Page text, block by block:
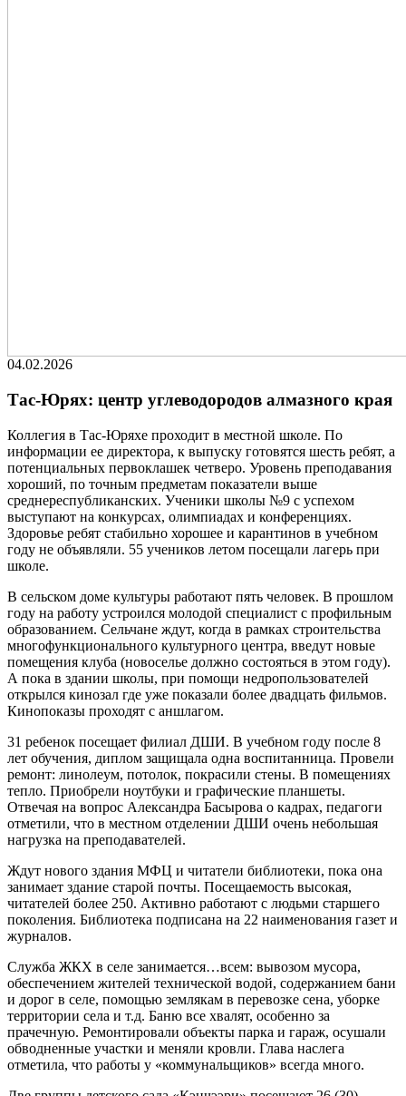
04.02.2026
Тас-Юрях: центр углеводородов алмазного края
Коллегия в Тас-Юряхе проходит в местной школе. По
информации ее директора, к выпуску готовятся шесть ребят, а
потенциальных первоклашек четверо. Уровень преподавания
хороший, по точным предметам показатели выше
среднереспубликанских. Ученики школы №9 с успехом
выступают на конкурсах, олимпиадах и конференциях.
Здоровье ребят стабильно хорошее и карантинов в учебном
году не объявляли. 55 учеников летом посещали лагерь при
школе.
В сельском доме культуры работают пять человек. В прошлом
году на работу устроился молодой специалист с профильным
образованием. Сельчане ждут, когда в рамках строительства
многофункционального культурного центра, введут новые
помещения клуба (новоселье должно состояться в этом году).
А пока в здании школы, при помощи недропользователей
открылся кинозал где уже показали более двадцать фильмов.
Кинопоказы проходят с аншлагом.
31 ребенок посещает филиал ДШИ. В учебном году после 8
лет обучения, диплом защищала одна воспитанница. Провели
ремонт: линолеум, потолок, покрасили стены. В помещениях
тепло. Приобрели ноутбуки и графические планшеты.
Отвечая на вопрос Александра Басырова о кадрах, педагоги
отметили, что в местном отделении ДШИ очень небольшая
нагрузка на преподавателей.
Ждут нового здания МФЦ и читатели библиотеки, пока она
занимает здание старой почты. Посещаемость высокая,
читателей более 250. Активно работают с людьми старшего
поколения. Библиотека подписана на 22 наименования газет и
журналов.
Служба ЖКХ в селе занимается…всем: вывозом мусора,
обеспечением жителей технической водой, содержанием бани
и дорог в селе, помощью землякам в перевозке сена, уборке
территории села и т.д. Баню все хвалят, особенно за
прачечную. Ремонтировали объекты парка и гараж, осушали
обводненные участки и меняли кровли. Глава наслега
отметила, что работы у «коммунальщиков» всегда много.